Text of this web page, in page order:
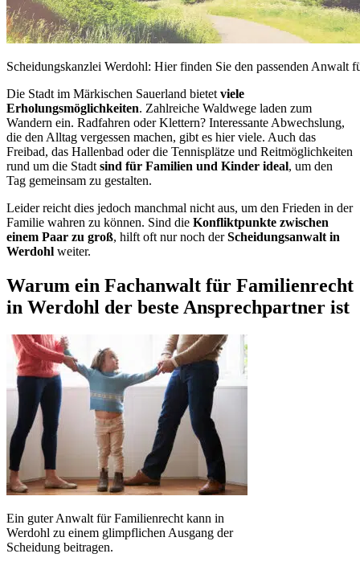
Scheidungskanzlei Werdohl: Hier finden Sie den passenden Anwalt
Die Stadt im Märkischen Sauerland bietet viele
Erholungsmöglichkeiten. Zahlreiche Waldwege laden zum
Wandern ein. Radfahren oder Klettern? Interessante Abwechslung,
die den Alltag vergessen machen, gibt es hier viele. Auch das
Freibad, das Hallenbad oder die Tennisplätze und Reitmöglichkeiten
rund um die Stadt sind für Familien und Kinder ideal, um den
Tag gemeinsam zu gestalten.
Leider reicht dies jedoch manchmal nicht aus, um den Frieden in der
Familie wahren zu können. Sind die Konfliktpunkte zwischen
einem Paar zu groß, hilft oft nur noch derScheidungsanwalt in
Werdohl weiter.
Warum ein Fachanwalt für Familienrecht
in Werdohl der beste Ansprechpartner ist
Ein guter Anwalt für Familienrecht kann in
Werdohl zu einem glimpflichen Ausgang der
Scheidung beitragen.